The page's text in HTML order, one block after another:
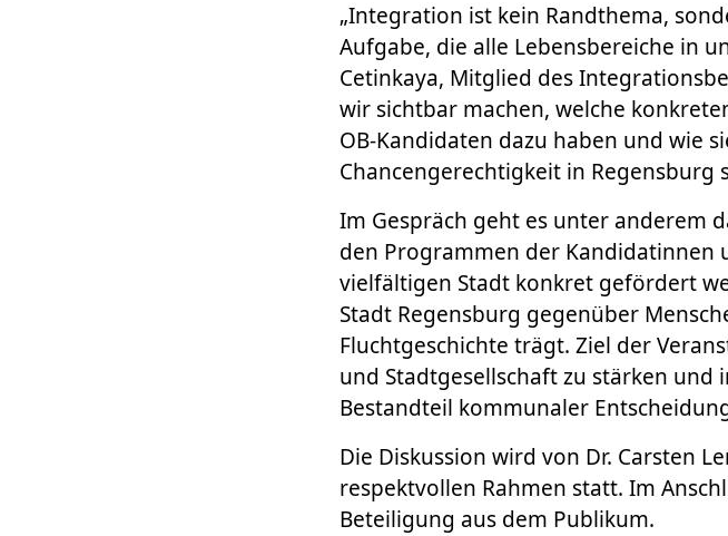
„Integration ist kein Randthema,
Aufgabe, die alle Lebensbereiche in
Cetinkaya, Mitglied des
wir sichtbar machen, welche
OB-Kandidaten dazu haben und wie
Chancengerechtigkeit in Regensburg
Im Gespräch geht es unter anderem
den Programmen der Kandidatinnen
vielfältigen Stadt konkret gefördert
Stadt Regensburg gegenüber
Fluchtgeschichte trägt. Ziel der
und Stadtgesellschaft zu stärken
Bestandteil kommunaler
Die Diskussion wird von Dr. Carsten
respektvollen Rahmen statt. Im
Beteiligung aus dem Publikum.